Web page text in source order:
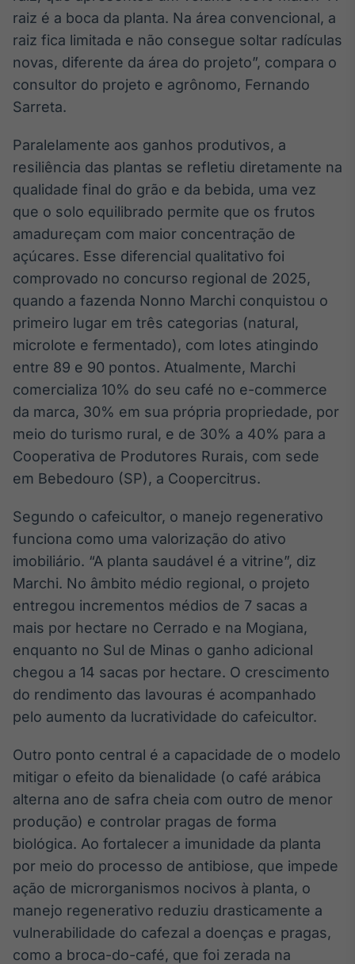
IA
Em breve
BroadFast
Em breve
Gestão de
Investimentos
Em breve
Tokenização
de ativos
Em breve
Em breve
raiz é a boca da planta. Na área convencional, a
raiz fica limitada e não consegue soltar radículas
novas, diferente da área do projeto”, compara o
consultor do projeto e agrônomo, Fernando
Sarreta.
Paralelamente aos ganhos produtivos, a
resiliência das plantas se refletiu diretamente na
qualidade final do grão e da bebida, uma vez
que o solo equilibrado permite que os frutos
amadureçam com maior concentração de
açúcares. Esse diferencial qualitativo foi
comprovado no concurso regional de 2025,
quando a fazenda Nonno Marchi conquistou o
primeiro lugar em três categorias (natural,
microlote e fermentado), com lotes atingindo
entre 89 e 90 pontos. Atualmente, Marchi
comercializa 10% do seu café no e-commerce
da marca, 30% em sua própria propriedade, por
meio do turismo rural, e de 30% a 40% para a
Cooperativa de Produtores Rurais, com sede
em Bebedouro (SP), a Coopercitrus.
Segundo o cafeicultor, o manejo regenerativo
funciona como uma valorização do ativo
imobiliário. “A planta saudável é a vitrine”, diz
Marchi. No âmbito médio regional, o projeto
entregou incrementos médios de 7 sacas a
mais por hectare no Cerrado e na Mogiana,
enquanto no Sul de Minas o ganho adicional
chegou a 14 sacas por hectare. O crescimento
do rendimento das lavouras é acompanhado
pelo aumento da lucratividade do cafeicultor.
Outro ponto central é a capacidade de o modelo
mitigar o efeito da bienalidade (o café arábica
alterna ano de safra cheia com outro de menor
produção) e controlar pragas de forma
biológica. Ao fortalecer a imunidade da planta
por meio do processo de antibiose, que impede
ação de microrganismos nocivos à planta, o
manejo regenerativo reduziu drasticamente a
vulnerabilidade do cafezal a doenças e pragas,
como a broca-do-café, que foi zerada na